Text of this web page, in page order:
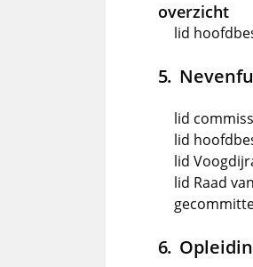
overzicht
lid
lid
lid
lid
lid Raad